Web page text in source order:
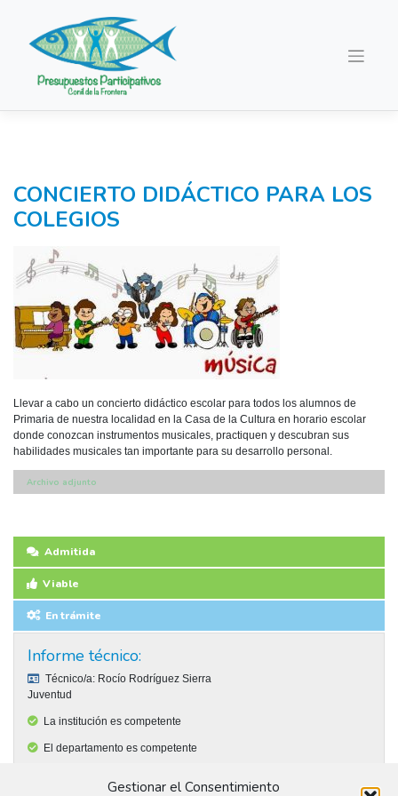
Gestionar el Consentimiento
contenido
CONCIERTO DIDÁCTICO PARA LOS
COLEGIOS
Llevar a cabo un concierto didáctico escolar para todos los alumnos de
Primaria de nuestra localidad en la Casa de la Cultura en horario escolar
donde conozcan instrumentos musicales, practiquen y descubran sus
habilidades musicales tan importante para su desarrollo personal.
Archivo adjunto
Admitida
Viable
En trámite
Informe técnico:
Técnico/a: Rocío Rodríguez Sierra
Juventud
La institución es competente
El departamento es competente